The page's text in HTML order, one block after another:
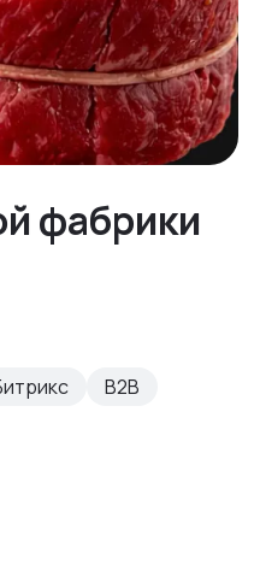
фабрики
B2B